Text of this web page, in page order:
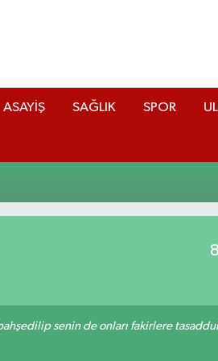
ASAYİŞ SAĞLIK SPOR
senin de onları fakirlere